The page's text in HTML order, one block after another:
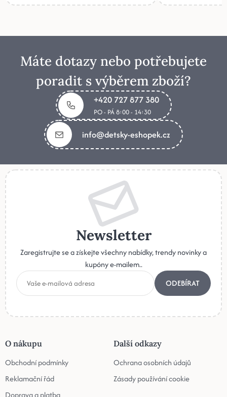
Máte dotazy nebo potřebujete
poradit s výběrem zboží?
+420 727 877 380
PO - PÁ 8:00 - 14:30
info@detsky-eshopek.cz
Newsletter
Zaregistrujte se a získejte všechny nabídky, trendy novinky a
kupóny e-mailem..
ODEBÍRAT
O nákupu
Obchodní podmínky
Reklamační řád
Další odkazy
Ochrana osobních údajů
Zásady používání cookie